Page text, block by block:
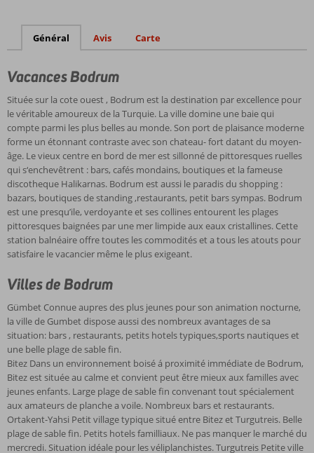
Général Avis Carte
Vacances Bodrum
Située sur la cote ouest , Bodrum est la destination par excellence pour
le véritable amoureux de la Turquie. La ville domine une baie qui
compte parmi les plus belles au monde. Son port de plaisance moderne
forme un étonnant contraste avec son chateau- fort datant du moyen-
âge. Le vieux centre en bord de mer est sillonné de pittoresques ruelles
qui s‘enchevêtrent : bars, cafés mondains, boutiques et la fameuse
discotheque Halikarnas. Bodrum est aussi le paradis du shopping :
bazars, boutiques de standing ,restaurants, petit bars sympas. Bodrum
est une presqu’ile, verdoyante et ses collines entourent les plages
pittoresques baignées par une mer limpide aux eaux cristallines. Cette
station balnéaire offre toutes les commodités et a tous les atouts pour
satisfaire le vacancier même le plus exigeant.
Villes de Bodrum
Gümbet Connue aupres des plus jeunes pour son animation nocturne,
la ville de Gumbet dispose aussi des nombreux avantages de sa
situation: bars , restaurants, petits hotels typiques,sports nautiques et
une belle plage de sable fin.
Bitez Dans un environnement boisé á proximité immédiate de Bodrum,
Bitez est située au calme et convient peut être mieux aux familles avec
jeunes enfants. Large plage de sable fin convenant tout spécialement
aux amateurs de planche a voile. Nombreux bars et restaurants.
Ortakent-Yahsi Petit village typique situé entre Bitez et Turgutreis. Belle
plage de sable fin. Petits hotels familliaux. Ne pas manquer le marché du
mercredi. Situation idéale pour les véliplanchistes. Turgutreis Petite ville